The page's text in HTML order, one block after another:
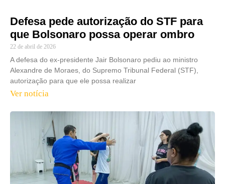
Defesa pede autorização do STF para
que Bolsonaro possa operar ombro
22 de abril de 2026
A defesa do ex-presidente Jair Bolsonaro pediu ao ministro
Alexandre de Moraes, do Supremo Tribunal Federal (STF),
autorização para que ele possa realizar
Ver notícia